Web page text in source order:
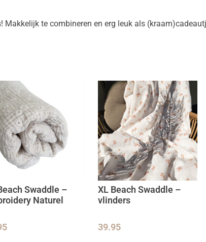
te combineren en erg leuk als
Swaddle –
Naturel
XL Beach Swaddle –
vlinders
39.95